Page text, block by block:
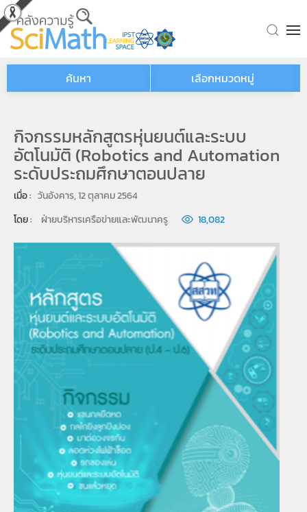
Skip to main content
ค้นหา เลือกหมวดหมู่
กิจกรรมหลักสูตรหุ่นยนต์และระบบ
อัตโนมัติ (Robotics and Automation
ระดับประถมศึกษาตอนปลาย
เมื่อ : วันอังคาร, 12 ตุลาคม 2564
โดย :
ฝ่ายบริหารเครือข่ายและพัฒนาครู 18,082